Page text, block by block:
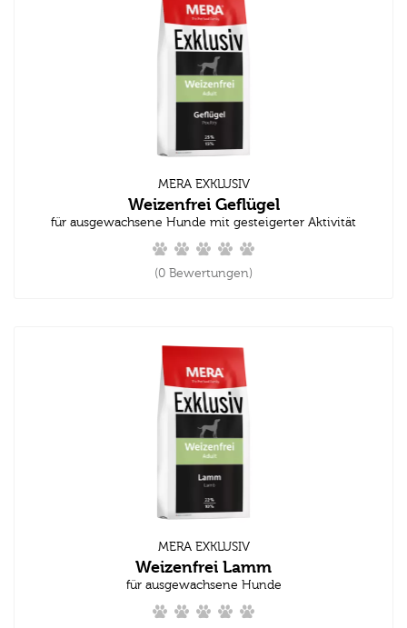
MERA EXKLUSIV
Weizenfrei Geflügel
für ausgewachsene Hunde mit gesteigerter Aktivität
(0 Bewertungen)
MERA EXKLUSIV
Weizenfrei Lamm
für ausgewachsene Hunde